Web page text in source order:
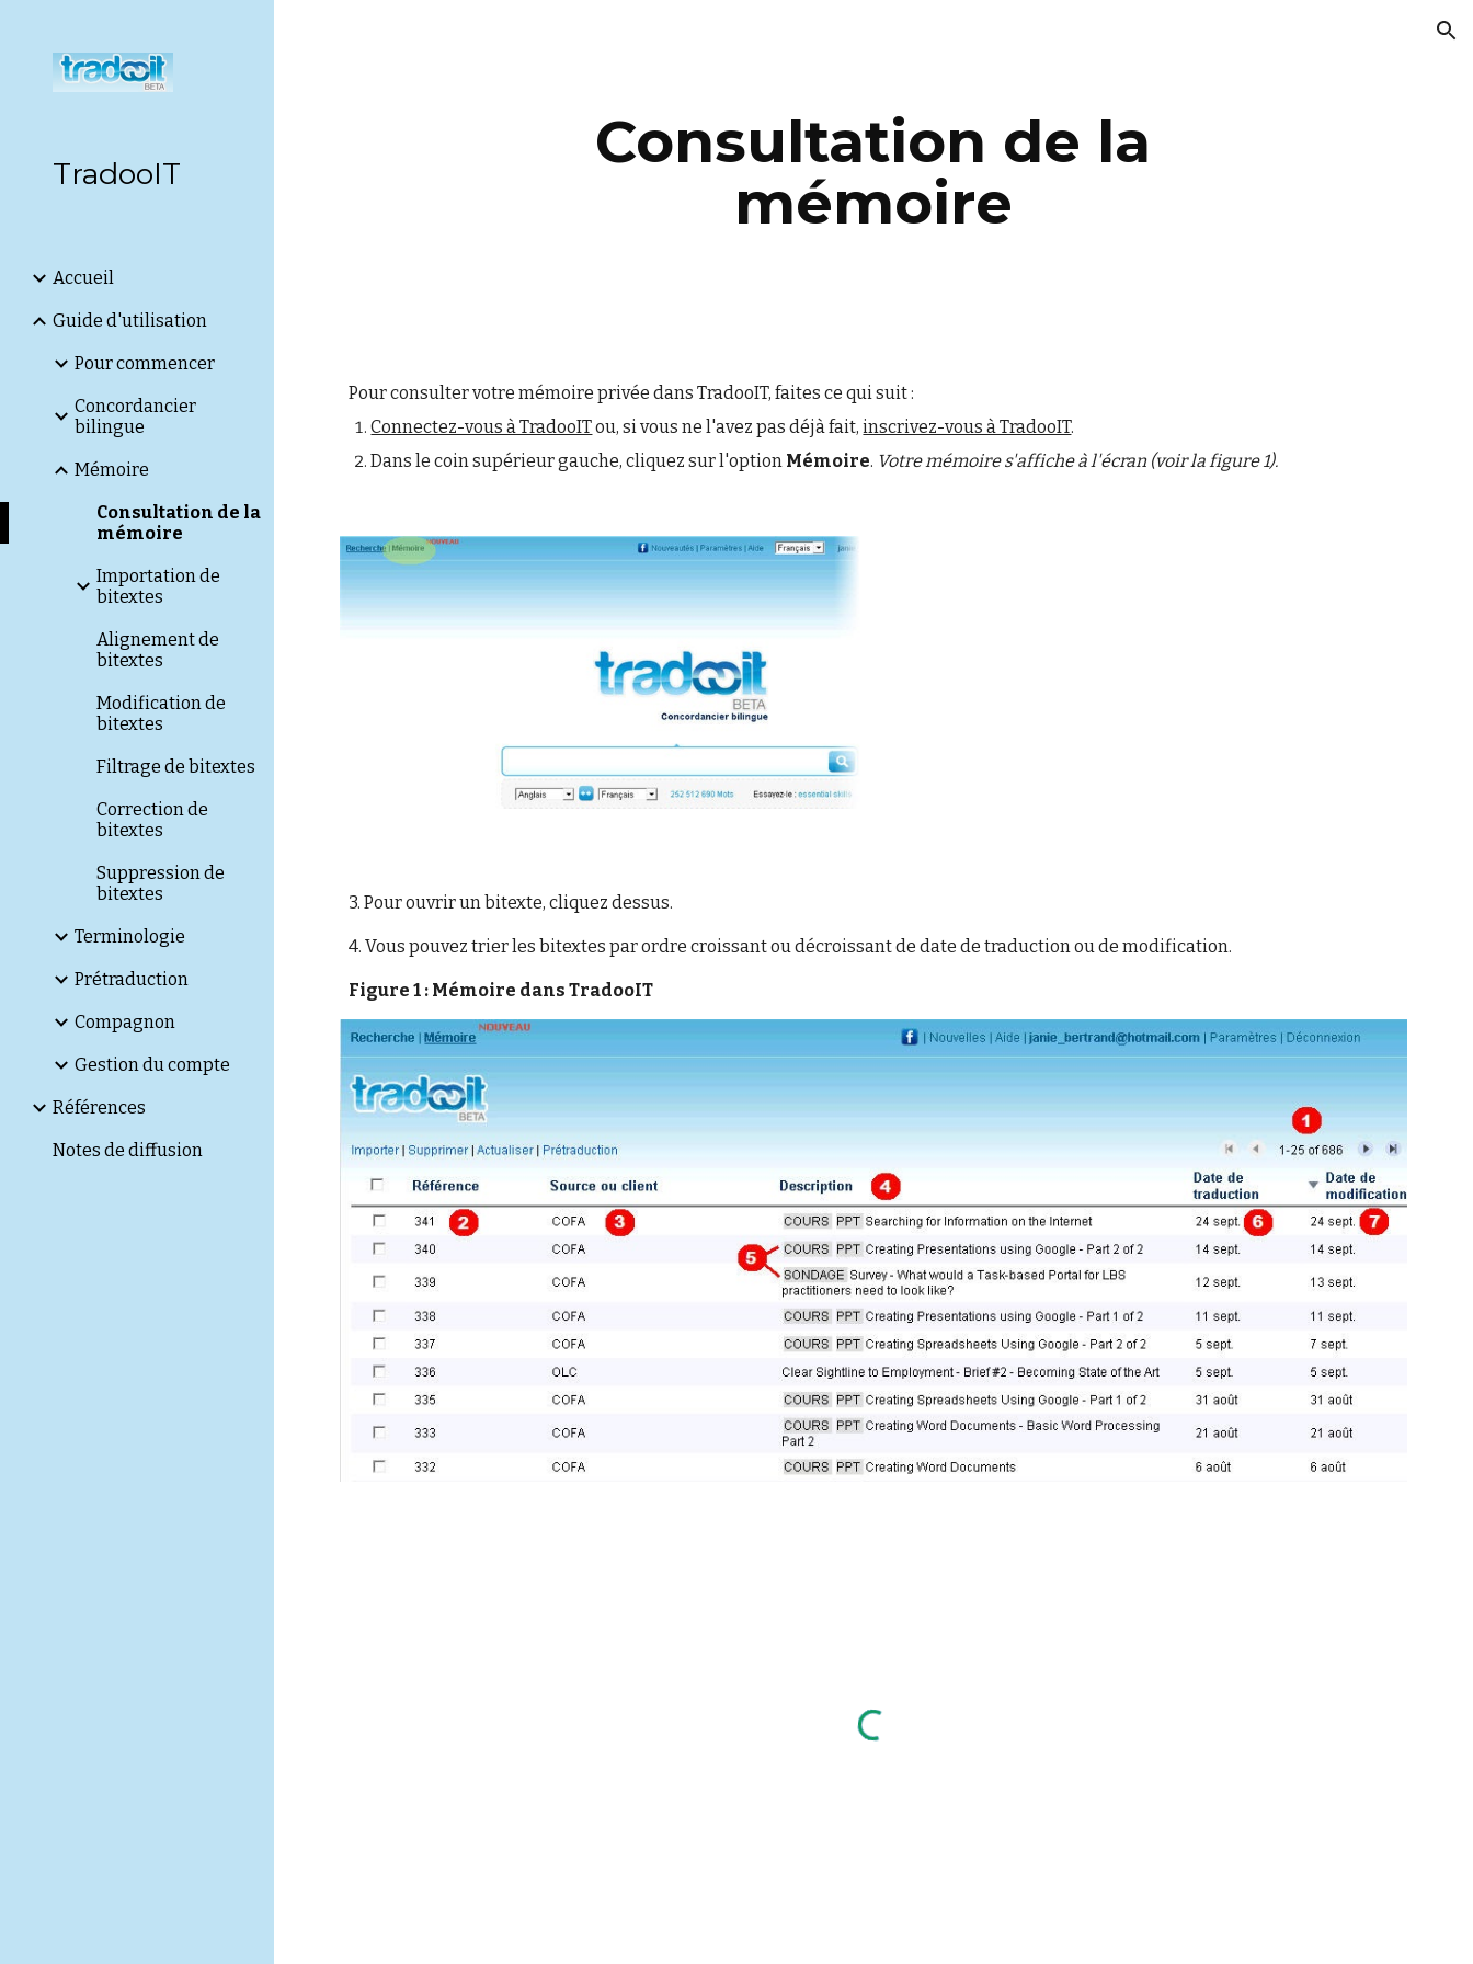
TradooIT
Accueil
Guide d'utilisation
Pour commencer
Concordancier
bilingue
Mémoire
Consultation de la
mémoire
Importation de
bitextes
Alignement de
bitextes
Modification de
bitextes
Filtrage de bitextes
Correction de
bitextes
Suppression de
bitextes
Terminologie
Prétraduction
Compagnon
Gestion du compte
Références
Notes de diffusion
Consultation de la
mémoire
Pour consulter votre mémoire privée dans TradooIT, faites ce qui suit :
Connectez-vous à TradooITou, si vous ne l'avez pas déjà fait, inscrivez-vous à TradooIT.
Dans le coin supérieur gauche, cliquez sur l'option Mémoire. Votre mémoire s'affiche à l'écran (voir la figure 1).
3.Pour ouvrir un bitexte, cliquez dessus.
4.Vous pouvez trier les bitextes par ordre croissant ou décroissant de date de traduction ou de modification.
Figure 1 : Mémoire dans TradooIT